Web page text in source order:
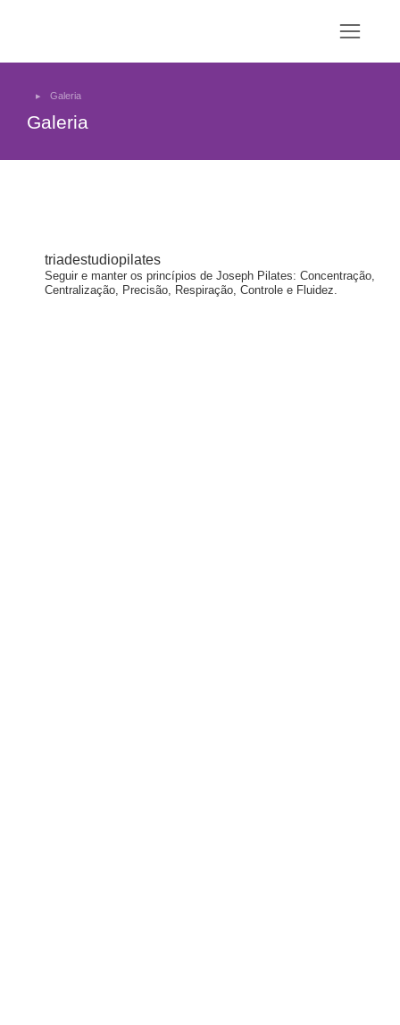
You are here:
Galeria
Galeria
triadestudiopilates
Seguir e manter os princípios de Joseph Pilates: Concentração,
Centralização, Precisão, Respiração, Controle e Fluidez.